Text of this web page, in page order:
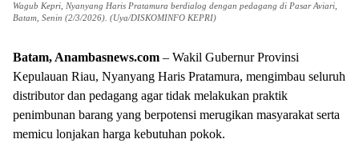
Wagub Kepri, Nyanyang Haris Pratamura berdialog dengan pedagang di Pasar Aviari,
Batam, Senin (2/3/2026). (Uya/DISKOMINFO KEPRI)
Batam, Anambasnews.com – Wakil Gubernur Provinsi
Kepulauan Riau, Nyanyang Haris Pratamura, mengimbau seluruh
distributor dan pedagang agar tidak melakukan praktik
penimbunan barang yang berpotensi merugikan masyarakat serta
memicu lonjakan harga kebutuhan pokok.